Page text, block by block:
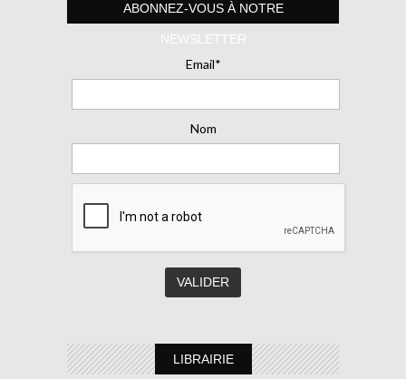
ABONNEZ-VOUS À NOTRE
NEWSLETTER
Email*
Nom
LIBRAIRIE